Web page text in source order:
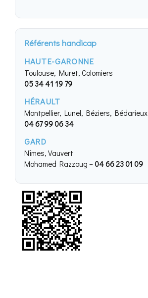
Référents handicap
HAUTE-GARONNE
Toulouse, Muret, Colomiers
05 34 41 19 79
HÉRAULT
Montpellier, Lunel, Béziers, Bédarieux
04 67 99 06 34
GARD
Nîmes, Vauvert
Mohamed Razzoug – 04 66 23 01 09